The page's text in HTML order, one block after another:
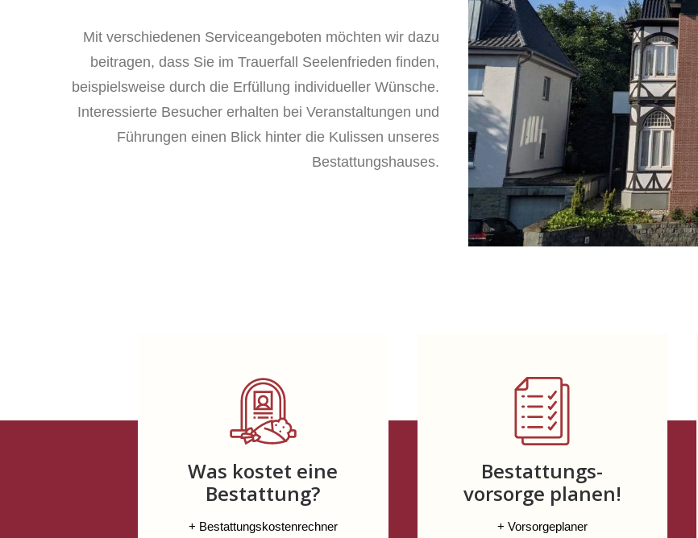
Mit verschiedenen Serviceangeboten möchten wir dazu
beitragen, dass Sie im Trauerfall Seelenfrieden finden,
beispielsweise durch die Erfüllung individueller Wünsche.
Interessierte Besucher erhalten bei Veranstaltungen und
Führungen einen Blick hinter die Kulissen unseres
Bestattungshauses.
Was kostet eine
Bestattung?
+ Bestattungskostenrechner
Bestattungs-
vorsorge planen!
+ Vorsorgeplaner